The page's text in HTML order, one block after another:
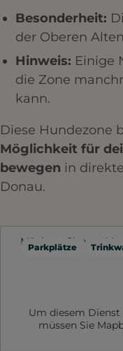
Besonderheit:
der Oberen
Hinweis: Einige
die Zone
kann.
Diese Hundezone
Möglichkeit für
bewegen in
Donau.
Parkplätze
Möchten Sie von
Um diesem
müssen Sie